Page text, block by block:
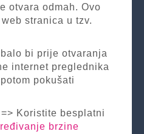
otvara odmah. Ovo
stranica u tzv.
bi prije otvaranja
internet preglednika
pokušati
Koristite besplatni
brzine